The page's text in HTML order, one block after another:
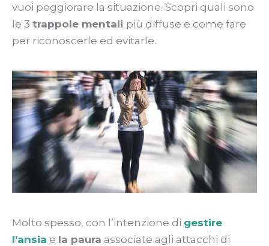
vuoi peggiorare la situazione. Scopri quali sono
le 3 trappole mentali più diffuse e come fare
per riconoscerle ed evitarle.
Molto spesso, con l’intenzione di gestire
l’ansia e la paura associate agli attacchi di